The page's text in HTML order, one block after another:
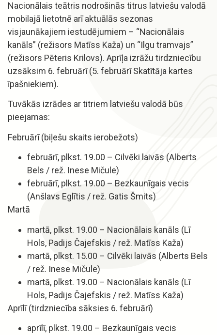
Nacionālais teātris nodrošinās titrus latviešu valodā
mobilajā lietotnē arī aktuālās sezonas
visjaunākajiem iestudējumiem – “Nacionālais
kanāls” (režisors Matīss Kaža) un “Ilgu tramvajs”
(režisors Pēteris Krilovs). Aprīļa izrāžu tirdzniecību
uzsāksim 6. februārī (5. februārī Skatītāja kartes
īpašniekiem).
Tuvākās izrādes ar titriem latviešu valodā būs
pieejamas:
Februārī (biļešu skaits ierobežots)
februārī, plkst. 19.00 – Cilvēki laivās (Alberts
Bels / rež. Inese Mičule)
februārī, plkst. 19.00 – Bezkaunīgais vecis
(Anšlavs Eglītis / rež. Gatis Šmits)
Martā
martā, plkst. 19.00 – Nacionālais kanāls (Lī
Hols, Padijs Čajefskis / rež. Matīss Kaža)
martā, plkst. 15.00 – Cilvēki laivās (Alberts Bels
/ rež. Inese Mičule)
martā, plkst. 19.00 – Nacionālais kanāls (Lī
Hols, Padijs Čajefskis / rež. Matīss Kaža)
Aprīlī (tirdzniecība sāksies 6. februārī)
aprīlī, plkst. 19.00 – Bezkaunīgais vecis